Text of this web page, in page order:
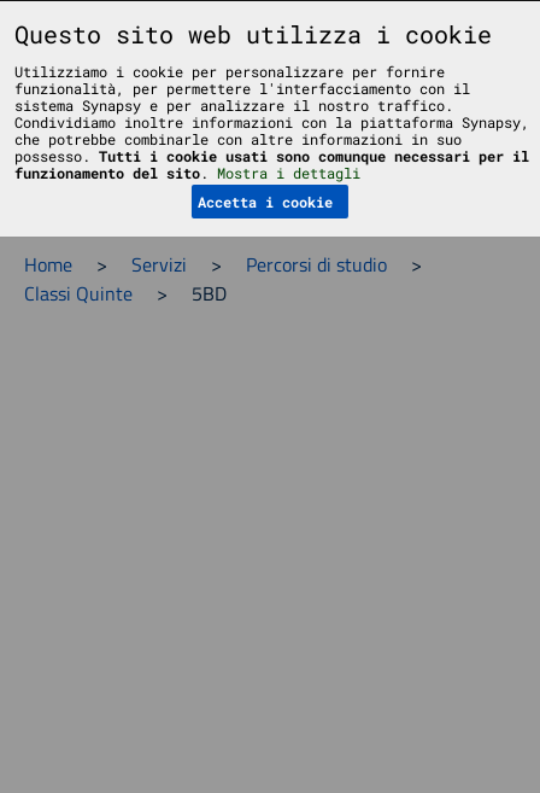
Liceo Scientifico Statale Bruno Touschek - Grottaferrata - Roma
Menu
Home > Servizi > Percorsi di studio
>
Classi Quinte
> 5BD
Questo sito web utilizza i cookie
Utilizziamo i cookie per personalizzare per fornire
funzionalità, per permettere l'interfacciamento con il
sistema Synapsy e per analizzare il nostro traffico.
Condividiamo inoltre informazioni con la piattaforma Synapsy,
che potrebbe combinarle con altre informazioni in suo
possesso. Tutti i cookie usati sono comunque necessari per il
funzionamento del sito. Mostra i dettagli
Accetta i cookie